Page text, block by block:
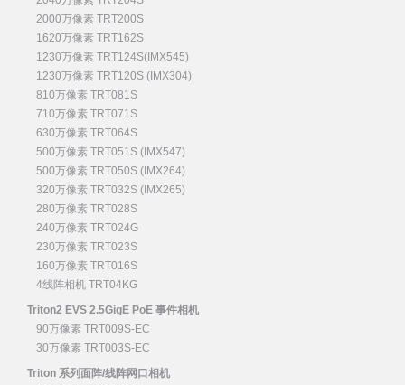
2000万像素 TRT200S
1620万像素 TRT162S
1230万像素 TRT124S(IMX545)
1230万像素 TRT120S (IMX304)
810万像素 TRT081S
710万像素 TRT071S
630万像素 TRT064S
500万像素 TRT051S (IMX547)
500万像素 TRT050S (IMX264)
320万像素 TRT032S (IMX265)
280万像素 TRT028S
240万像素 TRT024G
230万像素 TRT023S
160万像素 TRT016S
4线阵相机 TRT04KG
Triton2 EVS 2.5GigE PoE 事件相机
90万像素 TRT009S-EC
30万像素 TRT003S-EC
Triton 系列面阵/线阵网口相机